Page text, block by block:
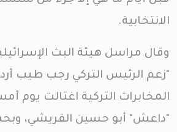
الانتخابية.
وقال مراسل هيئة البث
"زعم الرئيس التركي رجب طيب
المخابرات التركية اغتالت يوم
"داعش" أبو حسين القريشي،